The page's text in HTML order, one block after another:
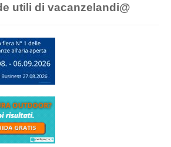
utili di vacanzelandi@